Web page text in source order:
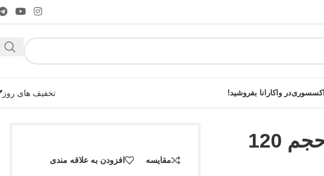
اکسسوریدر واکارانا بفروشید!
تخفیف های روز
رنگ مو استار لیدی حجم 120
مقایسه افزودن به علاقه مندی